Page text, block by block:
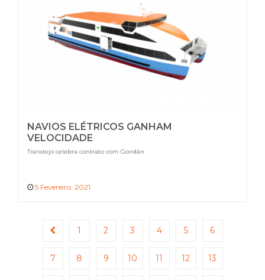
NAVIOS ELÉTRICOS GANHAM
VELOCIDADE
Transtejo celebra contrato com Gondán
5 Fevereiro, 2021
1 2 3 4 5 6
7 8 9 10 11 12 13